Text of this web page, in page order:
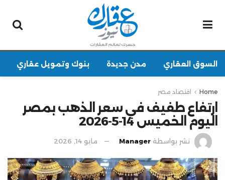
السوق العقاري مدن جديدة بنوك وتمويل عقاري
Home اقتصاد مصر
ارتفاع طفيف في سعر الذهب بمصر
اليوم الخميس 14-5-2026
نشر بواسطة Manager مايو 14, 2026